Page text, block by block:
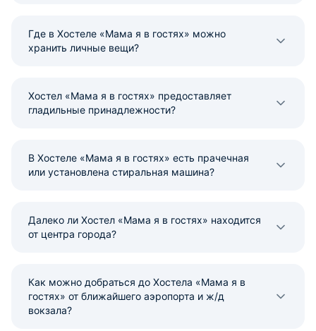
Где в Хостеле «Мама я в гостях» можно
хранить личные вещи?
Хостел «Мама я в гостях» предоставляет
гладильные принадлежности?
В Хостеле «Мама я в гостях» есть прачечная
или установлена стиральная машина?
Далеко ли Хостел «Мама я в гостях» находится
от центра города?
Как можно добраться до Хостела «Мама я в
гостях» от ближайшего аэропорта и ж/д
вокзала?